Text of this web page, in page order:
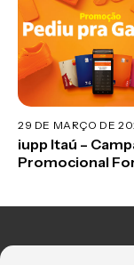
29 DE MARÇO DE
iupp Itaú –
Promocional